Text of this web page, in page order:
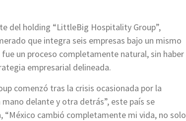
del holding “LittleBig Hospitality Group”,
que integra seis empresas bajo un mismo
un proceso completamente natural, sin haber
empresarial delineada.
comenzó tras la crisis ocasionada por la
delante y otra detrás”, este país se
cambió completamente mi vida, no solo